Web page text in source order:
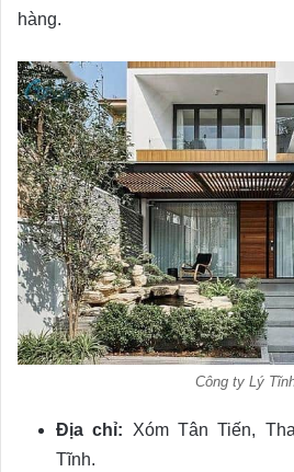
hàng.
Công ty Lý
Địa chỉ: Xóm Tân Tiến,
Tĩnh.